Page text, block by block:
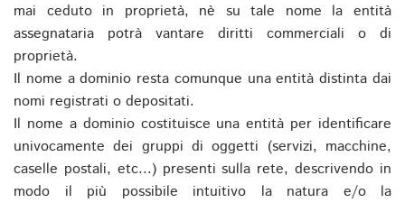
mai ceduto in proprietà, nè su tale nome la entità
assegnataria potrà vantare diritti commerciali o di
proprietà.
Il nome a dominio resta comunque una entità distinta dai
nomi registrati o depositati.
Il nome a dominio costituisce una entità per identificare
univocamente dei gruppi di oggetti (servizi, macchine,
caselle postali, etc...) presenti sulla rete, descrivendo in
modo il più possibile intuitivo la natura e/o la